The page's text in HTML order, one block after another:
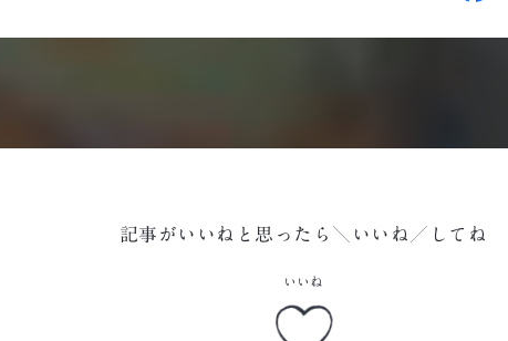
記事がいいねと思ったら＼いいね／してね
いいね